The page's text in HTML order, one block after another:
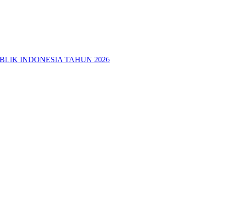
INDONESIA TAHUN 2026